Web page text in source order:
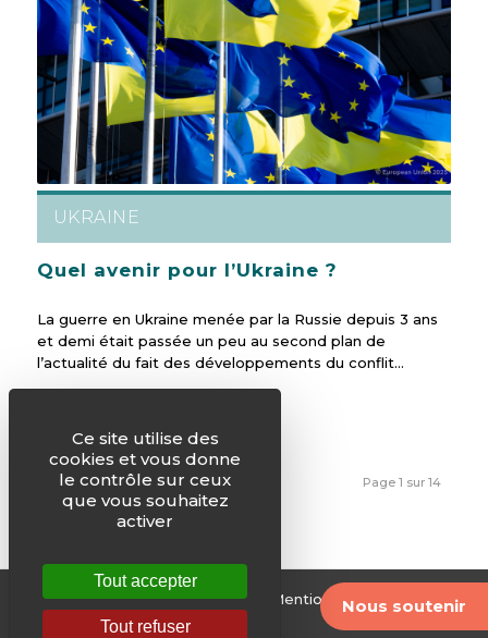
Nous soutenir
UKRAINE
Quel avenir pour l’Ukraine ?
La guerre en Ukraine menée par la Russie depuis 3 ans
et demi était passée un peu au second plan de
l’actualité du fait des développements du conflit…
Page 1 sur 14
2 3 › »
© Justice & Paix -Plan du site Mentions légales
Ce site utilise des
cookies et vous donne
le contrôle sur ceux
que vous souhaitez
activer
Tout accepter
Tout refuser